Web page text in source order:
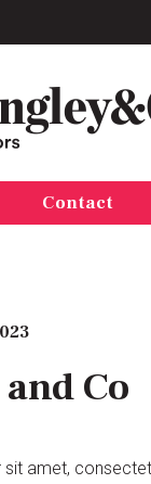
Contact
Co
amet,